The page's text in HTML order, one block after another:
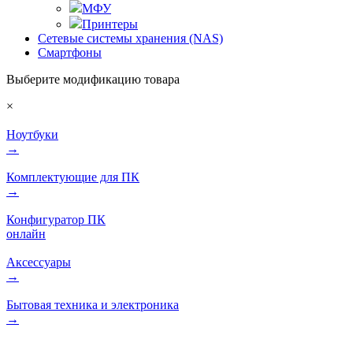
МФУ
Принтеры
Сетевые системы хранения (NAS)
Смартфоны
Выберите модификацию товара
×
Ноутбуки
→
Комплектующие для ПК
→
Конфигуратор ПК
онлайн
Аксессуары
→
Бытовая техника и электроника
→